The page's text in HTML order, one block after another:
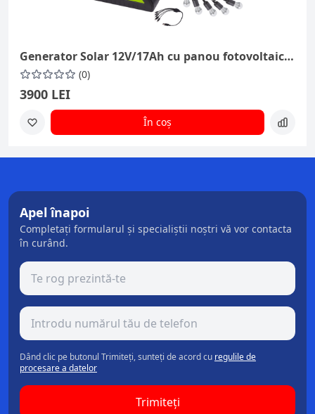
Generator Solar 12V/17Ah cu panou fotovoltaic 30W
(0)
3900 LEI
În coș
Apel înapoi
Completați formularul și specialiștii noștri vă vor contacta
în curând.
Dând clic pe butonul Trimiteți, sunteți de acord cu regulile de
procesare a datelor
Trimiteți